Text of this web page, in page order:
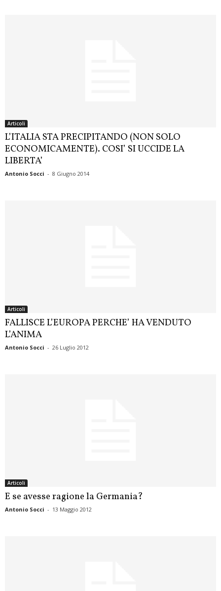
Articoli
L’ITALIA STA PRECIPITANDO (NON SOLO
ECONOMICAMENTE). COSI’ SI UCCIDE LA
LIBERTA’
Antonio Socci - 8 Giugno 2014
Articoli
FALLISCE L’EUROPA PERCHE’ HA VENDUTO
L’ANIMA
Antonio Socci - 26 Luglio 2012
Articoli
E se avesse ragione la Germania?
Antonio Socci - 13 Maggio 2012